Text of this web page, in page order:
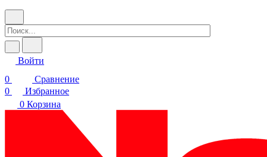
Войти
0
Сравнение
0
Избранное
0 Корзина